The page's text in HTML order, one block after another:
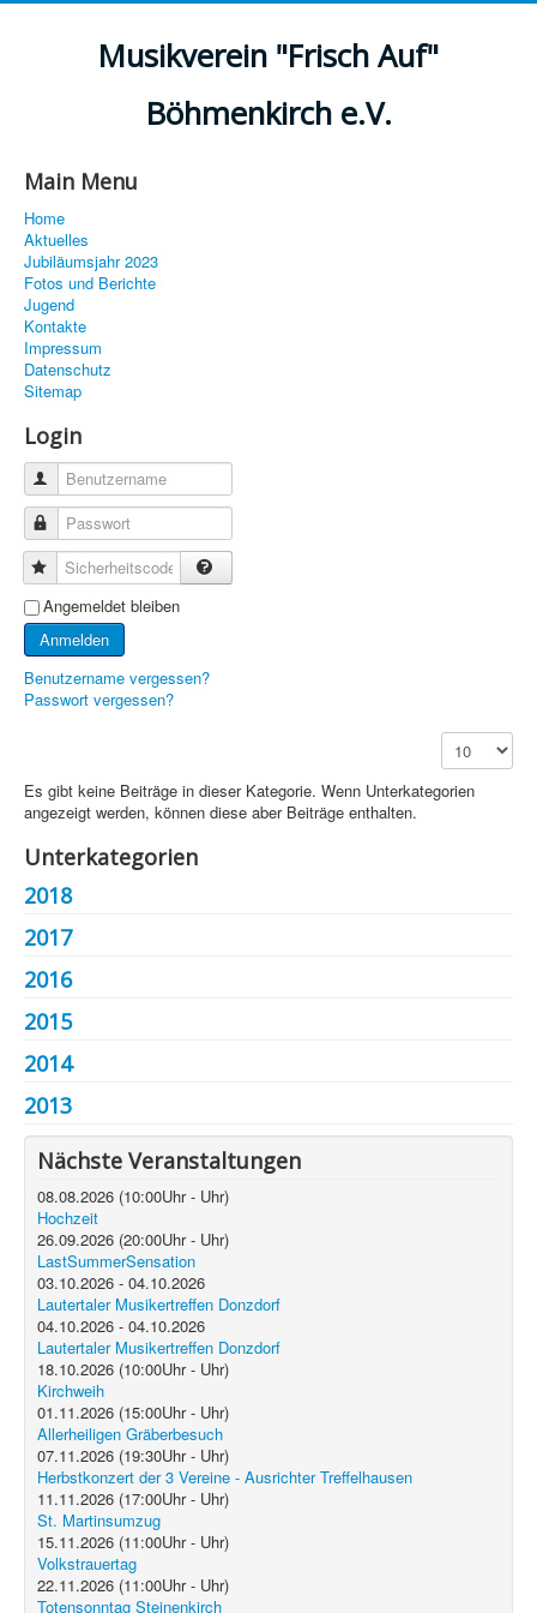
Musikverein "Frisch Auf"
Böhmenkirch e.V.
Main Menu
Home
Aktuelles
Jubiläumsjahr 2023
Fotos und Berichte
Jugend
Kontakte
Impressum
Datenschutz
Sitemap
Login
Benutzername
Passwort
Sicherheitscode
Angemeldet bleiben
Anmelden
Benutzername vergessen?
Passwort vergessen?
Anzeige #
Es gibt keine Beiträge in dieser Kategorie. Wenn Unterkategorien
angezeigt werden, können diese aber Beiträge enthalten.
Unterkategorien
2018
2017
2016
2015
2014
2013
Nächste Veranstaltungen
08.08.2026 (10:00Uhr - Uhr)
Hochzeit
26.09.2026 (20:00Uhr - Uhr)
LastSummerSensation
03.10.2026 - 04.10.2026
Lautertaler Musikertreffen Donzdorf
04.10.2026 - 04.10.2026
Lautertaler Musikertreffen Donzdorf
18.10.2026 (10:00Uhr - Uhr)
Kirchweih
01.11.2026 (15:00Uhr - Uhr)
Allerheiligen Gräberbesuch
07.11.2026 (19:30Uhr - Uhr)
Herbstkonzert der 3 Vereine - Ausrichter Treffelhausen
11.11.2026 (17:00Uhr - Uhr)
St. Martinsumzug
15.11.2026 (11:00Uhr - Uhr)
Volkstrauertag
22.11.2026 (11:00Uhr - Uhr)
Totensonntag Steinenkirch